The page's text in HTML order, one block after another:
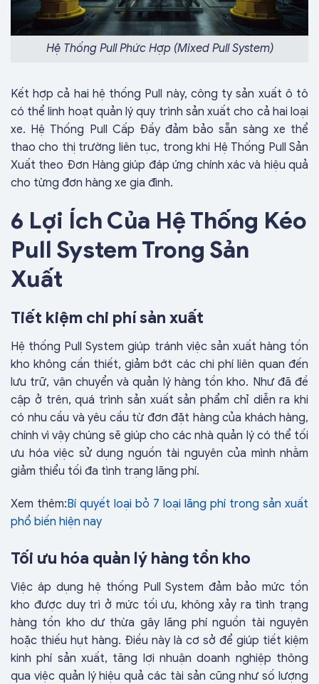
Hệ Thống Pull Phức Hợp (Mixed Pull System)
Kết hợp cả hai hệ thống Pull này, công ty sản xuất ô tô
có thể linh hoạt quản lý quy trình sản xuất cho cả hai loại
xe. Hệ Thống Pull Cấp Đầy đảm bảo sẵn sàng xe thể
thao cho thị trường liên tục, trong khi Hệ Thống Pull Sản
Xuất theo Đơn Hàng giúp đáp ứng chính xác và hiệu quả
cho từng đơn hàng xe gia đình.
6 Lợi Ích Của Hệ Thống Kéo
Pull System Trong Sản
Xuất
Tiết kiệm chi phí sản xuất
Hệ thống Pull System giúp tránh việc sản xuất hàng tồn
kho không cần thiết, giảm bớt các chi phí liên quan đến
lưu trữ, vận chuyển và quản lý hàng tồn kho. Như đã đề
cập ở trên, quá trình sản xuất sản phẩm chỉ diễn ra khi
có nhu cầu và yêu cầu từ đơn đặt hàng của khách hàng,
chính vì vậy chúng sẽ giúp cho các nhà quản lý có thể tối
ưu hóa việc sử dụng nguồn tài nguyên của mình nhằm
giảm thiểu tối đa tình trạng lãng phí.
Xem thêm:Bí quyết loại bỏ 7 loại lãng phí trong sản xuất
phổ biến hiện nay
Tối ưu hóa quản lý hàng tồn kho
Việc áp dụng hệ thống Pull System đảm bảo mức tồn
kho được duy trì ở mức tối ưu, không xảy ra tình trạng
hàng tồn kho dư thừa gây lãng phí nguồn tài nguyên
hoặc thiếu hụt hàng. Điều này là cơ sở để giúp tiết kiệm
kinh phí sản xuất, tăng lợi nhuận doanh nghiệp thông
qua việc quản lý hiệu quả các tài sản cũng như số lượng